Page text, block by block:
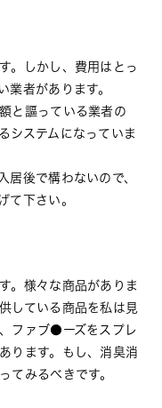
。しかし、費用はとっ
業者があります。
と謳っている業者の
システムになっていま
居後で構わないので、
て下さい。
。様々な商品がありま
している商品を私は見
ファブ●ーズをスプレ
ります。もし、消臭消
てみるべきです。